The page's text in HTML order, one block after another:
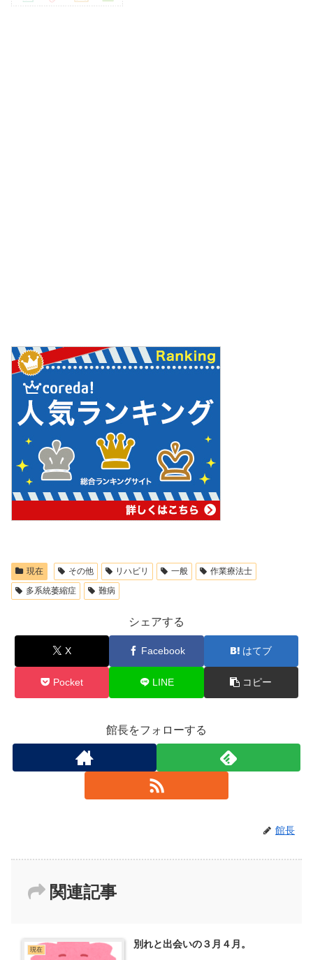
現在 その他 リハビリ 一般
作業療法士
多系統萎縮症
難病
シェアする
X Facebook はてブ
Pocket LINE コピー
館長をフォローする
館長
関連記事
現在 別れと出会いの３月４月。